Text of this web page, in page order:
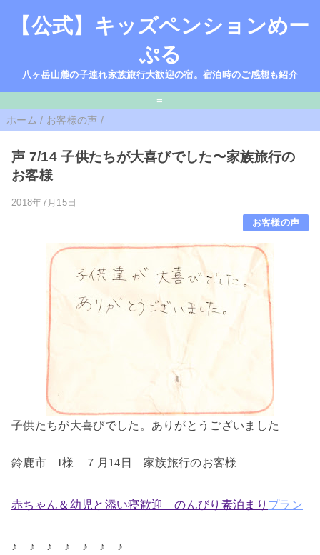
【公式】キッズペンションめー
ぷる
八ヶ岳山麓の子連れ家族旅行大歓迎の宿。宿泊時のご感想も紹介
=
ホーム / お客様の声 /
声 7/14 子供たちが大喜びでした〜家族旅行の
お客様
2018年7月15日
お客様の声
子供たちが大喜びでした。ありがとうございました
鈴鹿市 I様 ７月14日 家族旅行のお客様
赤ちゃん＆幼児と添い寝歓迎 のんびり素泊まり プラン
♪ ♪ ♪ ♪ ♪ ♪ ♪